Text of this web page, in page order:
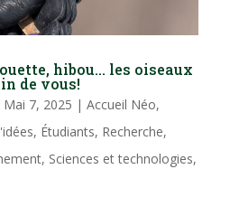
hibou… les oiseaux
de vous!
Mai 7, 2025 | Accueil Néo,
, Étudiants, Recherche,
, Sciences et technologies,